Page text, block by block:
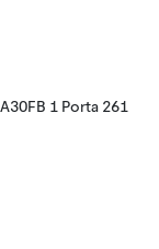
1 Porta 261